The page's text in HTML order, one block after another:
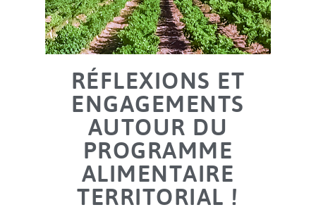
RÉFLEXIONS ET
ENGAGEMENTS
AUTOUR DU
PROGRAMME
ALIMENTAIRE
TERRITORIAL !